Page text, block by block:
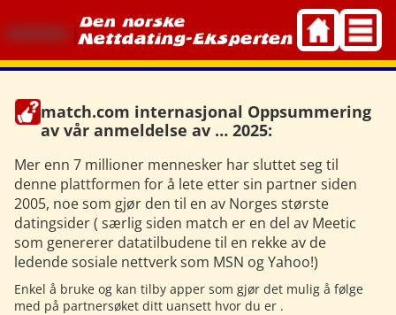
content
match.com internasjonal Oppsummering
av vår anmeldelse av … 2025:
Mer enn 7 millioner mennesker har sluttet seg til
denne plattformen for å lete etter sin partner siden
2005, noe som gjør den til en av Norges største
datingsider ( særlig siden match er en del av Meetic
som genererer datatilbudene til en rekke av de
ledende sosiale nettverk som MSN og Yahoo!)
Enkel å bruke og kan tilby apper som gjør det mulig å følge
med på partnersøket ditt uansett hvor du er .